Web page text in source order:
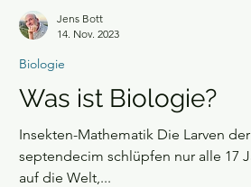
Was ist Biologie?
Insekten-Mathematik Die Larven
septendecim schlüpfen nur alle 17
auf die Welt,...
Biologie
Jens Bott
14. Nov. 2023